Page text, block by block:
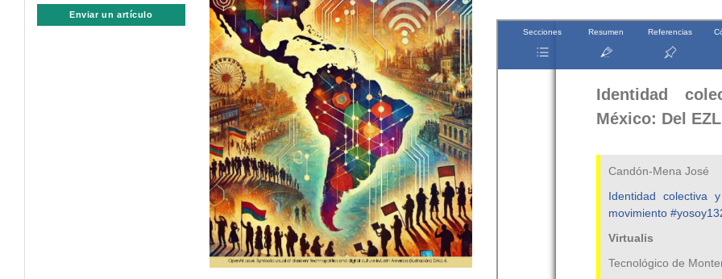
Enviar un artículo
artículo